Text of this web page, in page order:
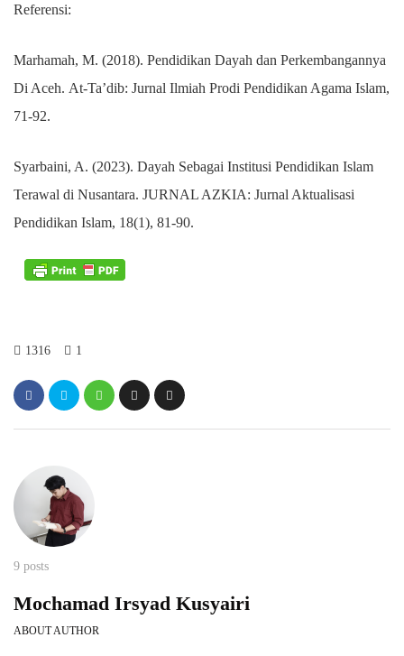
Referensi:
Marhamah, M. (2018). Pendidikan Dayah dan Perkembangannya
Di Aceh. At-Ta’dib: Jurnal Ilmiah Prodi Pendidikan Agama Islam,
71-92.
Syarbaini, A. (2023). Dayah Sebagai Institusi Pendidikan Islam
Terawal di Nusantara. JURNAL AZKIA: Jurnal Aktualisasi
Pendidikan Islam, 18(1), 81-90.
1316 1
9 posts
Mochamad Irsyad Kusyairi
ABOUT AUTHOR